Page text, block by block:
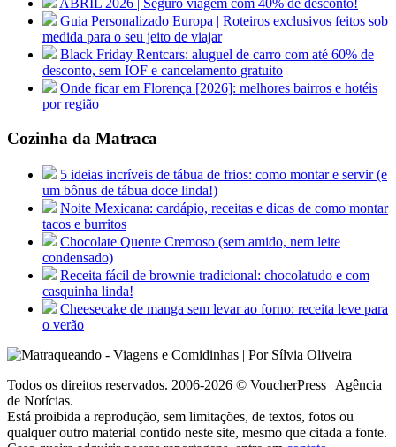
ABRIL 2026 | Seguro viagem com 40% de desconto!
Guia Personalizado Europa | Roteiros exclusivos feitos sob
medida para o seu jeito de viajar
Black Friday Rentcars: aluguel de carro com até 60% de
desconto, sem IOF e cancelamento gratuito
Onde ficar em Florença [2026]: melhores bairros e hotéis
por região
Cozinha da Matraca
5 ideias incríveis de tábua de frios: como montar e servir (e
um bônus de tábua doce linda!)
Noite Mexicana: cardápio, receitas e dicas de como montar
tacos e burritos
Chocolate Quente Cremoso (sem amido, nem leite
condensado)
Receita fácil de brownie tradicional: chocolatudo e com
casquinha linda!
Cheesecake de manga sem levar ao forno: receita leve para
o verão
Todos os direitos reservados. 2006-2026 © VoucherPress | Agência
de Notícias.
Está proibida a reprodução, sem limitações, de textos, fotos ou
qualquer outro material contido neste site, mesmo que citada a fonte.